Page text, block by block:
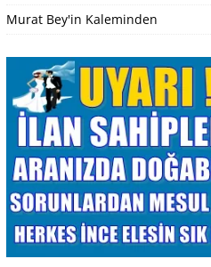
Murat Bey'in Kaleminden